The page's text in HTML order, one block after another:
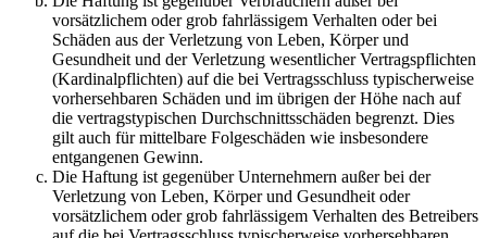
vorsätzlichem oder grob fahrlässigem Verhalten oder bei
Schäden aus der Verletzung von Leben, Körper und
Gesundheit und der Verletzung wesentlicher Vertragspflichten
(Kardinalpflichten) auf die bei Vertragsschluss typischerweise
vorhersehbaren Schäden und im übrigen der Höhe nach auf
die vertragstypischen Durchschnittsschäden begrenzt. Dies
gilt auch für mittelbare Folgeschäden wie insbesondere
entgangenen Gewinn.
Die Haftung ist gegenüber Unternehmern außer bei der
Verletzung von Leben, Körper und Gesundheit oder
vorsätzlichem oder grob fahrlässigem Verhalten des Betreibers